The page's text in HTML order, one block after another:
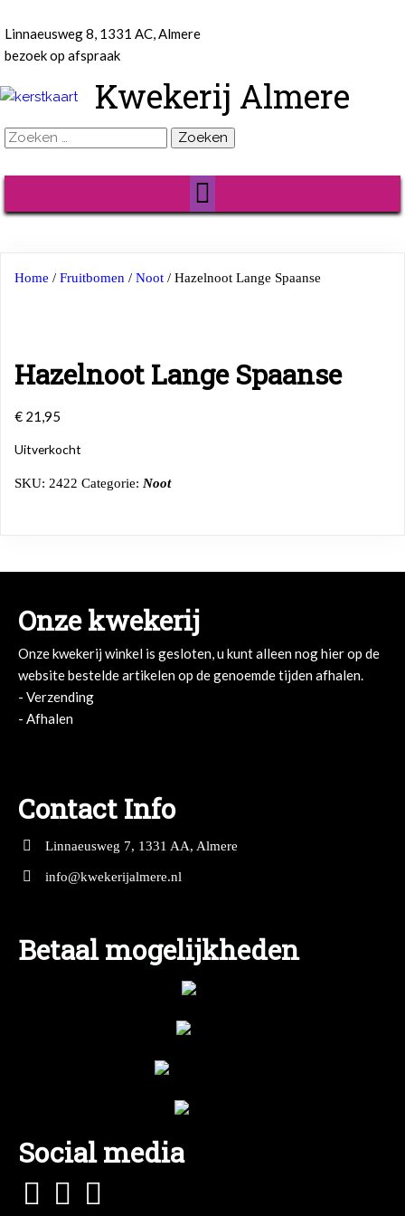
Linnaeusweg 8, 1331 AC, Almere
bezoek op afspraak
Kwekerij Almere
Zoeken
Home / Fruitbomen / Noot / Hazelnoot Lange Spaanse
Hazelnoot Lange Spaanse
€ 21,95
Uitverkocht
SKU: 2422 Categorie: Noot
Onze kwekerij
Onze kwekerij winkel is gesloten, u kunt alleen nog hier op de
website bestelde artikelen op de genoemde tijden afhalen.
- Verzending
- Afhalen
Contact Info
Linnaeusweg 7, 1331 AA, Almere
info@kwekerijalmere.nl
Betaal mogelijkheden
Social media